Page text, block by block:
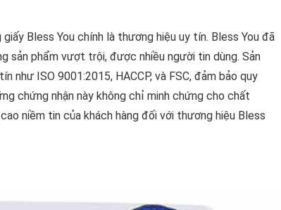
Bless You chính là thương hiệu uy tín. Bless You đã
sản phẩm vượt trội, được nhiều người tin dùng. Sản
như ISO 9001:2015, HACCP, và FSC, đảm bảo quy
chứng nhận này không chỉ minh chứng cho chất
niềm tin của khách hàng đối với thương hiệu Bless